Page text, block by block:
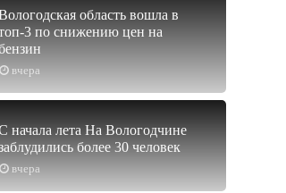
вчера
область вошла в
3 по снижению цен на
вчера
начала лета На Вологодчине
более 30 человек